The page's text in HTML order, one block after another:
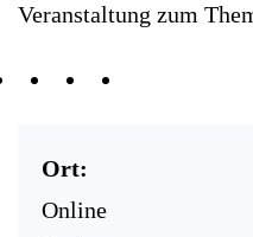
Veranstaltung zum
Ort:
Online